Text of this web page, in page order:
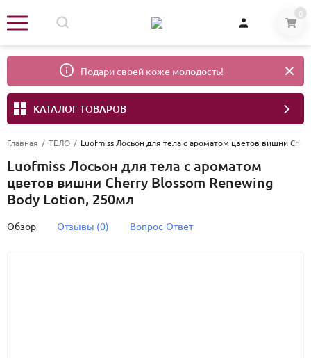
0
Подари своей коже молодость!
КАТАЛОГ ТОВАРОВ
Главная / ТЕЛО / Luofmiss Лосьон для тела с ароматом цветов вишни
Luofmiss Лосьон для тела с ароматом
цветов вишни Cherry Blossom Renewing
Body Lotion, 250мл
Обзор Отзывы (0) Вопрос-Ответ